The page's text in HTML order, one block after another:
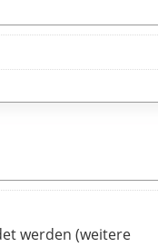
werden (weitere